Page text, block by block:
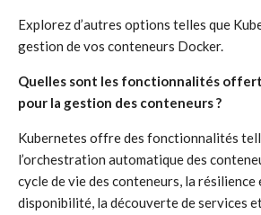
Explorez d’autres options telles que
gestion de vos conteneurs Docker.
Quelles sont les fonctionnalités
pour la gestion des conteneurs ?
Kubernetes offre des fonctionnalités
l’orchestration automatique des
cycle de vie des conteneurs, la résilience
disponibilité, la découverte de services